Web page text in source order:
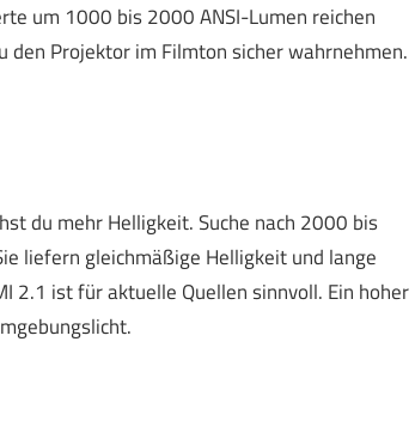
um 1000 bis 2000 ANSI-Lumen reichen
Projektor im Filmton sicher wahrnehmen.
du mehr Helligkeit. Suche nach 2000 bis
liefern gleichmäßige Helligkeit und lange
2.1 ist für aktuelle Quellen sinnvoll. Ein hoher